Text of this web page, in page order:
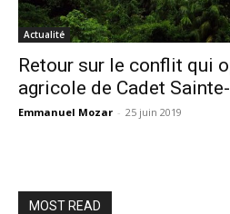
Actualité
Retour sur le conflit qui
agricole de Cadet
Emmanuel Mozar - 25 juin 2019
MOST READ